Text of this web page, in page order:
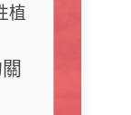
植